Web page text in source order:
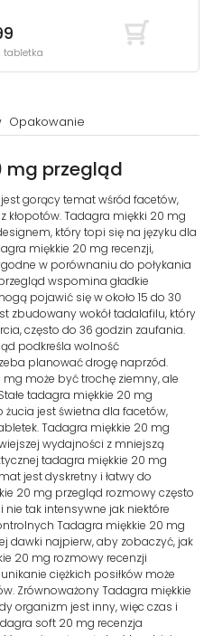
tabletka
Opakowanie
mg przegląd
gorący temat wśród facetów,
kłopotów. Tadagra miękki 20 mg
który topi się na języku dla
miękkie 20 mg recenzji,
w porównaniu do połykania
wspomina gładkie
pojawić się w około 15 do 30
zbudowany wokół tadalafilu, który
często do 36 godzin zaufania.
podkreśla wolność
planować drogę naprzód.
może być trochę ziemny, ale
tadagra miękkie 20 mg
żucia jest świetna dla facetów,
Tadagra miękkie 20 mg
wydajności z mniejszą
tadagra miękkie 20 mg
jest dyskretny i łatwy do
20 mg przegląd rozmowy często
nie tak intensywne jak niektóre
Tadagra miękkie 20 mg
dawki najpierw, aby zobaczyć, jak
20 mg rozmowy recenzji
ciężkich posiłków może
Zrównoważony Tadagra miękkie
organizm jest inny, więc czas i
soft 20 mg recenzja